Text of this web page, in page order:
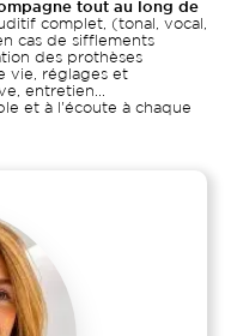
tout au long de
complet, (tonal, vocal,
cas de sifflements
des prothèses
vie, réglages et
entretien...
et à l'écoute à chaque